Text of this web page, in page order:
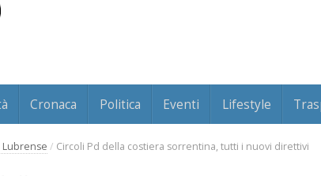
Cronaca Politica Eventi Lifestyle
Lubrense / Circoli Pd della costiera sorrentina, tutti i nuovi direttivi